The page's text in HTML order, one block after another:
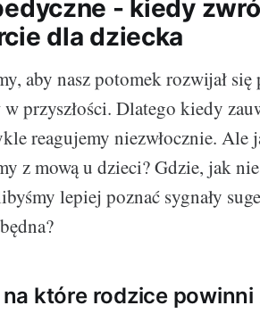
- kiedy
dla dziecka
aby nasz potomek rozwijał
przyszłości. Dlatego kiedy
reagujemy niezwłocznie. Ale
z mową u dzieci? Gdzie, jak
lepiej poznać sygnały
na które rodzice